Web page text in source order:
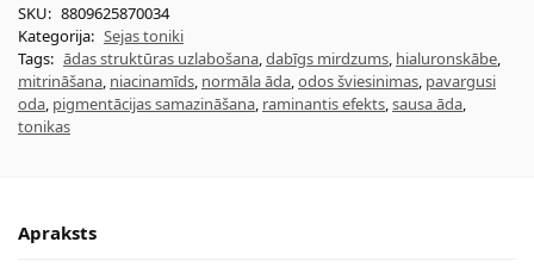
SKU: 8809625870034
Kategorija: Sejas toniki
Tags: ādas struktūras uzlabošana,dabīgs mirdzums, hialuronskābe,
mitrināšana, niacinamīds, normāla āda,odos šviesinimas, pavargusi
oda, pigmentācijas samazināšana, raminantis efekts,sausa āda,
tonikas
Apraksts